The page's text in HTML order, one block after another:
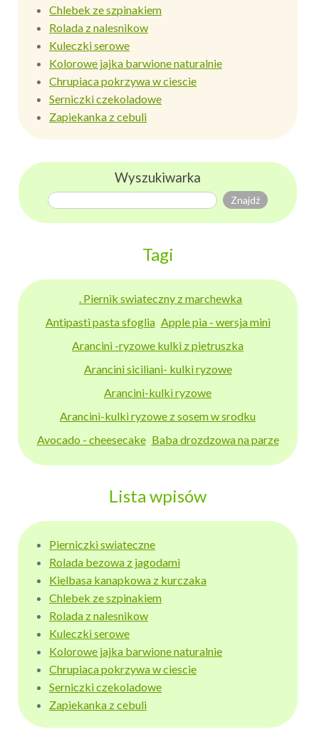
Chlebek ze szpinakiem
Rolada z nalesnikow
Kuleczki serowe
Kolorowe jajka barwione naturalnie
Chrupiaca pokrzywa w ciescie
Serniczki czekoladowe
Zapiekanka z cebuli
Wyszukiwarka
Tagi
. Piernik swiateczny z marchewka
Antipasti pasta sfoglia Apple pia - wersja mini
Arancini -ryzowe kulki z pietruszka
Arancini siciliani- kulki ryzowe
Arancini-kulki ryzowe
Arancini-kulki ryzowe z sosem w srodku
Avocado - cheesecake Baba drozdzowa na parze
Lista wpisów
Pierniczki swiateczne
Rolada bezowa z jagodami
Kielbasa kanapkowa z kurczaka
Chlebek ze szpinakiem
Rolada z nalesnikow
Kuleczki serowe
Kolorowe jajka barwione naturalnie
Chrupiaca pokrzywa w ciescie
Serniczki czekoladowe
Zapiekanka z cebuli